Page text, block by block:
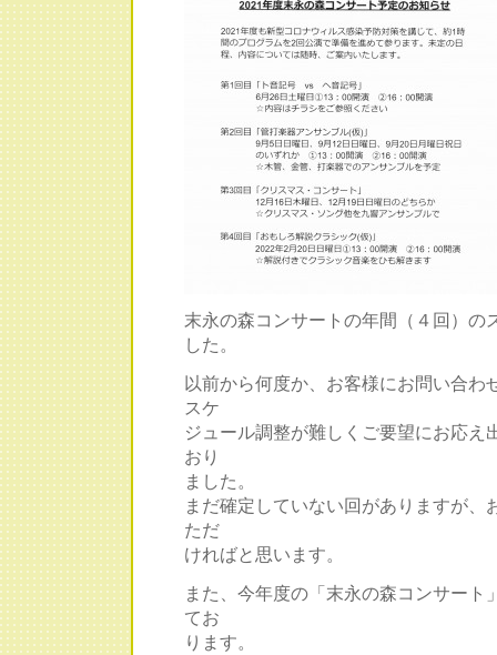
末永の森コンサートの年間（４回）の
した。
以前から何度か、お客様にお問い合わ
スケ
ジュール調整が難しくご要望にお応え
おり
ました。
まだ確定していない回がありますが、
ただ
ければと思います。
また、今年度の「末永の森コンサート
てお
ります。